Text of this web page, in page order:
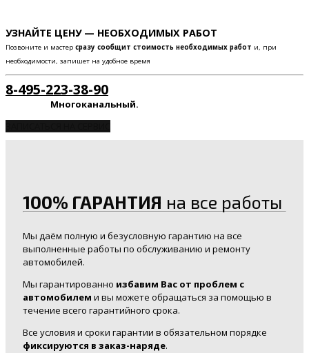
УЗНАЙТЕ ЦЕНУ — НЕОБХОДИМЫХ РАБОТ
Позвоните и мастер сразу сообщит стоимость необходимых работ и, при
необходимости, запишет на удобное время
8-495-223-38-90
Многоканальный.
100% ГАРАНТИЯ на все работы
Мы даём полную и безусловную гарантию на все
выполненные работы по обслуживанию и ремонту
автомобилей.
Мы гарантированно избавим Вас от проблем с
автомобилем и вы можете обращаться за помощью в
течение всего гарантийного срока.
Все условия и сроки гарантии в обязательном порядке
фиксируются в заказ-наряде.